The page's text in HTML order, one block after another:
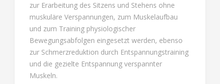
zur Erarbeitung des Sitzens und Stehens ohne
muskuläre Verspannungen, zum Muskelaufbau
und zum Training physiologischer
Bewegungsabfolgen eingesetzt werden, ebenso
zur Schmerzreduktion durch Entspannungstraining
und die gezielte Entspannung verspannter
Muskeln.